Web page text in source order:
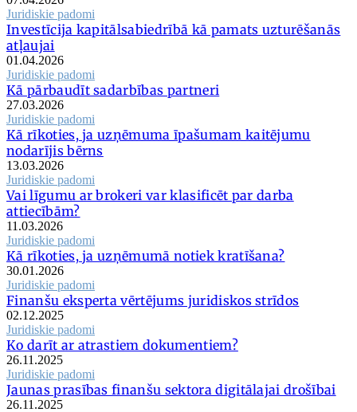
Juridiskie padomi
Investīcija kapitālsabiedrībā kā pamats uzturēšanās
atļaujai
01.04.2026
Juridiskie padomi
Kā pārbaudīt sadarbības partneri
27.03.2026
Juridiskie padomi
Kā rīkoties, ja uzņēmuma īpašumam kaitējumu
nodarījis bērns
13.03.2026
Juridiskie padomi
Vai līgumu ar brokeri var klasificēt par darba
attiecībām?
11.03.2026
Juridiskie padomi
Kā rīkoties, ja uzņēmumā notiek kratīšana?
30.01.2026
Juridiskie padomi
Finanšu eksperta vērtējums juridiskos strīdos
02.12.2025
Juridiskie padomi
Ko darīt ar atrastiem dokumentiem?
26.11.2025
Juridiskie padomi
Jaunas prasības finanšu sektora digitālajai drošībai
26.11.2025